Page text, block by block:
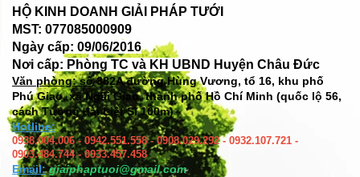
HỘ KINH DOANH GIẢI PHÁP TƯỚI
MST: 077085000909
Ngày cấp: 09/06/2016
Nơi cấp: Phòng TC và KH UBND Huyện Châu Đức
Văn phòng: số382A đường Hùng Vương, tổ 16, khu phố
Phú Giao, xã Ngãi Giao, thành phố Hồ Chí Minh (quốc lộ 56,
cách Tượng đài Liệt Sĩ 100m)
Hotline:
0938.004.006 - 0942.551.558 - 0908.029.292 - 0932.107.721 -
0903.484.744 - 0933.457.458
Email: giaiphaptuoi@gmail.com